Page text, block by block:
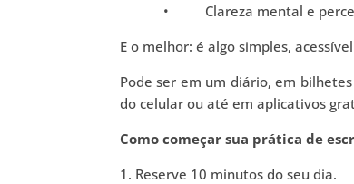
• Clareza mental e
E o melhor: é algo simples,
Pode ser em um diário, em
do celular ou até em aplicativos
Como começar sua prática de
1. Reserve 10 minutos do seu dia.